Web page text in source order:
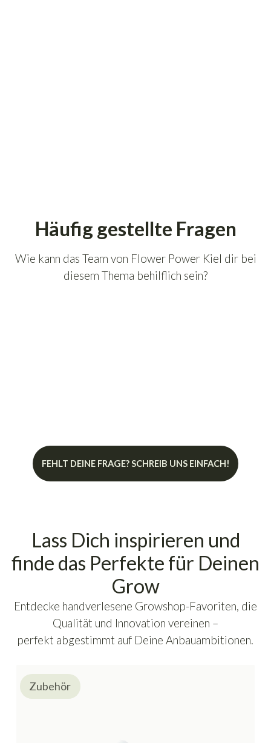
Häufig gestellte Fragen
Wie kann das Team von Flower Power Kiel dir bei
diesem Thema behilflich sein?
FEHLT DEINE FRAGE? SCHREIB UNS EINFACH!
Lass Dich inspirieren und
finde das Perfekte für Deinen
Grow
Entdecke handverlesene Growshop-Favoriten, die
Qualität und Innovation vereinen –
perfekt abgestimmt auf Deine Anbauambitionen.
Zubehör